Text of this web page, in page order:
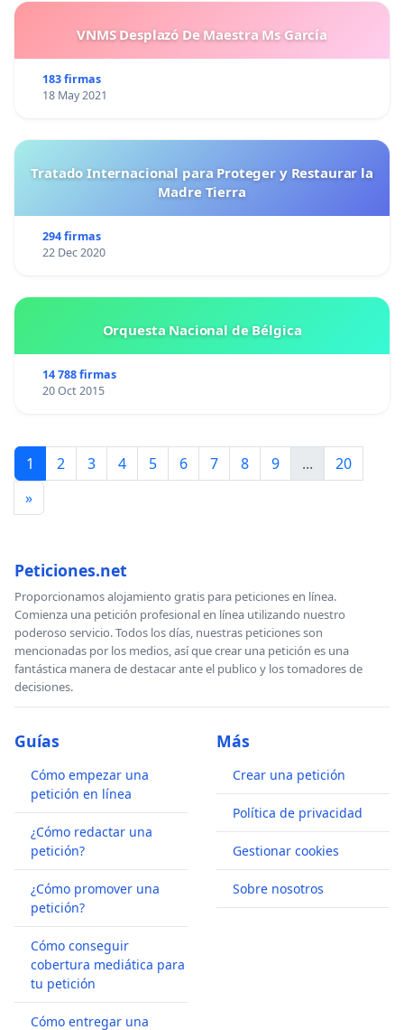
VNMS Desplazó De Maestra Ms García
183 firmas
18 May 2021
Tratado Internacional para Proteger y Restaurar la
Madre Tierra
294 firmas
22 Dec 2020
Orquesta Nacional de Bélgica
14 788 firmas
20 Oct 2015
1 2 3 4 5 6 7 8 9 ...
20
»
Peticiones.net
Proporcionamos alojamiento gratis para peticiones en línea.
Comienza una petición profesional en línea utilizando nuestro
poderoso servicio. Todos los días, nuestras peticiones son
mencionadas por los medios, así que crear una petición es una
fantástica manera de destacar ante el publico y los tomadores de
decisiones.
Guías
Cómo empezar una
petición en línea
¿Cómo redactar una
petición?
¿Cómo promover una
petición?
Cómo conseguir
cobertura mediática para
tu petición
Cómo entregar una
Más
Crear una petición
Política de privacidad
Gestionar cookies
Sobre nosotros